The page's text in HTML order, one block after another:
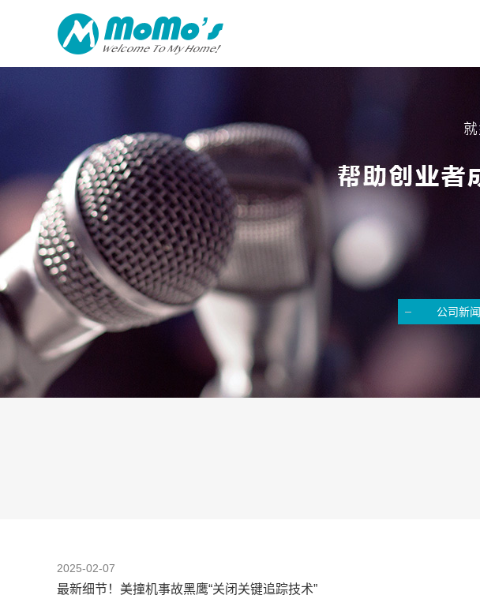
公司新闻
2025-02-07
最新细节！美撞机事故黑鹰“关闭关键追踪技术”